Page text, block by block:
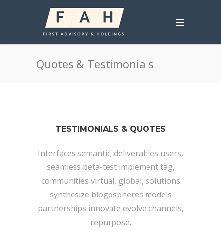
Quotes & Testimonials
TESTIMONIALS & QUOTES
Interfaces semantic; deliverables users,
seamless beta-test implement tag,
communities virtual, global, solutions
synthesize blogospheres models
partnerships innovate evolve channels,
repurpose.